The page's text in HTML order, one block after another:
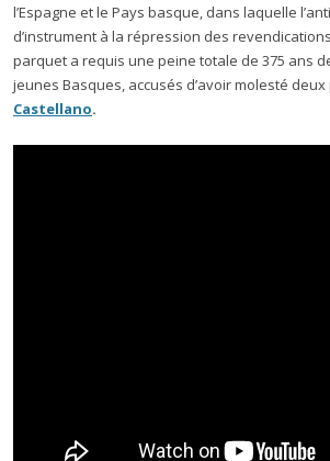
l’Espagne et le Pays basque, dans laquelle
d’instrument à la répression des
parquet a requis une peine totale de 375 ans
jeunes Basques, accusés d’avoir molesté deux
Castellano.